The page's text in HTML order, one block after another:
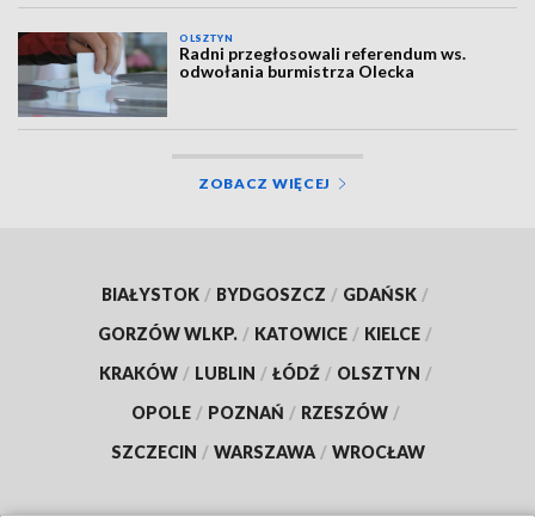
OLSZTYN
Radni przegłosowali referendum ws.
odwołania burmistrza Olecka
ZOBACZ WIĘCEJ
BIAŁYSTOK / BYDGOSZCZ / GDAŃSK /
GORZÓW WLKP. / KATOWICE / KIELCE /
KRAKÓW / LUBLIN / ŁÓDŹ / OLSZTYN /
OPOLE / POZNAŃ / RZESZÓW /
SZCZECIN / WARSZAWA / WROCŁAW